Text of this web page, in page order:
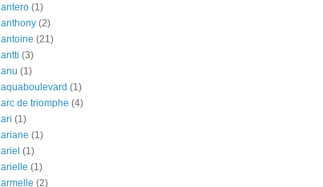
antero (1)
anthony (2)
antoine (21)
antti (3)
anu (1)
aquaboulevard (1)
arc de triomphe (4)
ari (1)
ariane (1)
ariel (1)
arielle (1)
armelle (2)